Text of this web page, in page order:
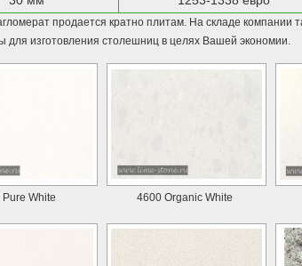
продается кратно плитам. На складе компании
для изготовления столешниц в целях Вашей экономии.
Pure White 4600 Organic White